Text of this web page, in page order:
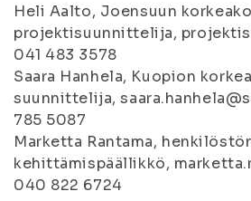
Heli Aalto, Joensuun
projektisuunnittelija,
041 483 3578
Saara Hanhela, Kuopion
suunnittelija,
785 5087
Marketta Rantama,
kehittämispäällikkö,
040 822 6724